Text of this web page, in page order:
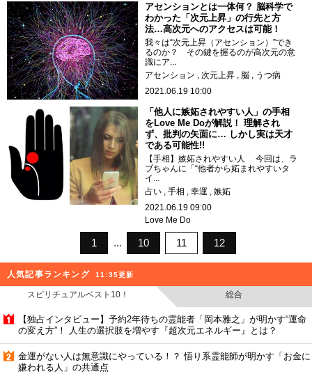
アセンションとは一体何？ 脳科学で
わかった「次元上昇」の行先と方
法…高次元へのアクセスは可能！
我々は“次元上昇（アセンション）”でき
るのか？ その鍵を握るのが高次元の意
識にア...
アセンション
次元上昇 脳
うつ病
2021.06.19 10:00
「他人に嫉妬されやすい人」の手相
をLove Me Doが解説！ 理解され
ず、批判の矢面に… しかし実は天才
である可能性!!
【手相】嫉妬されやすい人 今回は、ラ
ブちゃんに「“他者から妬まれやすいタ
イ...
占い
手相 幸運
嫉妬
2021.06.19 09:00
Love Me Do
1 10 11 12
人気記事ランキング 11:35更新
スピリチュアルベスト10！ 総合
【独占インタビュー】予約2年待ちの霊能者「岡本雅之」が明かす“運命
の変え方”！ 人生の選択肢を増やす『超次元エネルギー』とは？
金運がない人は無意識にやっている！？ 悟り系霊能師が明かす「お金に
嫌われる人」の共通点